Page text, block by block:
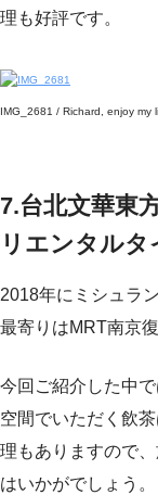
理も好評です。
IMG_2681 / Richard, enjoy my
7.台北文華東
リエンタルタ
2018年にミシュラ
最寄りはMRT南京
今回ご紹介した中
空間でいただく飲
理もありますので
はいかがでしょう。